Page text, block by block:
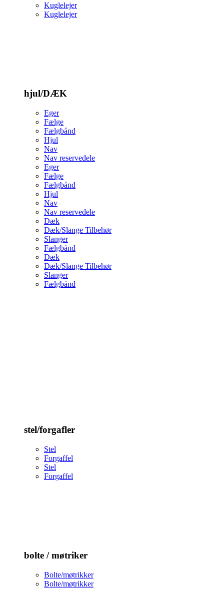
Kuglelejer
Kuglelejer
hjul/DÆK
Eger
Fælge
Fælgbånd
Hjul
Nav
Nav reservedele
Eger
Fælge
Fælgbånd
Hjul
Nav
Nav reservedele
Dæk
Dæk/Slange Tilbehør
Slanger
Fælgbånd
Dæk
Dæk/Slange Tilbehør
Slanger
Fælgbånd
stel/forgafler
Stel
Forgaffel
Stel
Forgaffel
bolte / møtriker
Bolte/møtrikker
Bolte/møtrikker